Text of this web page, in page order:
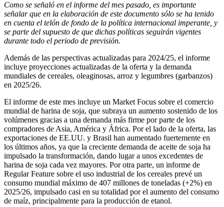
Como se señaló en el informe del mes pasado, es importante
señalar que en la elaboración de este documento sólo se ha tenido
en cuenta el telón de fondo de la política internacional imperante, y
se parte del supuesto de que dichas políticas seguirán vigentes
durante todo el periodo de previsión.
Además de las perspectivas actualizadas para 2024/25, el informe
incluye proyecciones actualizadas de la oferta y la demanda
mundiales de cereales, oleaginosas, arroz y legumbres (garbanzos)
en 2025/26.
El informe de este mes incluye un Market Focus sobre el comercio
mundial de harina de soja, que subraya un aumento sostenido de los
volúmenes gracias a una demanda más firme por parte de los
compradores de Asia, América y África. Por el lado de la oferta, las
exportaciones de EE.UU. y Brasil han aumentado fuertemente en
los últimos años, ya que la creciente demanda de aceite de soja ha
impulsado la transformación, dando lugar a unos excedentes de
harina de soja cada vez mayores. Por otra parte, un informe de
Regular Feature sobre el uso industrial de los cereales prevé un
consumo mundial máximo de 407 millones de toneladas (+2%) en
2025/26, impulsado casi en su totalidad por el aumento del consumo
de maíz, principalmente para la producción de etanol.